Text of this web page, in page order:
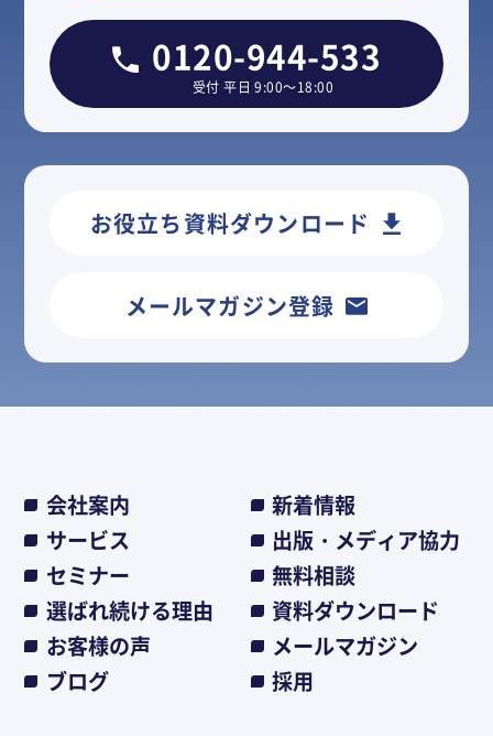
0120-944-533
受付 平日 9:00～18:00
お役立ち資料ダウンロード
メールマガジン登録
会社案内
新着情報
サービス
出版・メディア協力
セミナー
無料相談
選ばれ続ける理由
資料ダウンロード
お客様の声
メールマガジン
ブログ
採用